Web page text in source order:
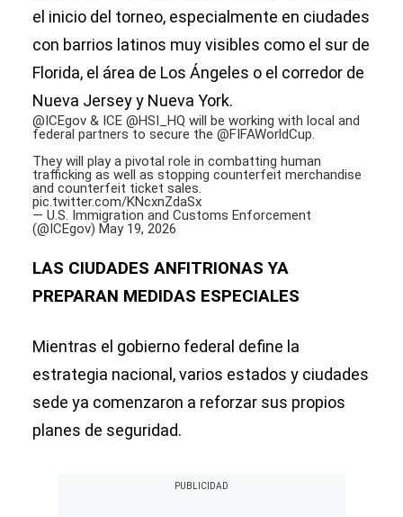
el inicio del torneo, especialmente en ciudades
con barrios latinos muy visibles como el sur de
Florida, el área de Los Ángeles o el corredor de
Nueva Jersey y Nueva York.
@ICEgov & ICE @HSI_HQ will be working with local and
federal partners to secure the @FIFAWorldCup.
They will play a pivotal role in combatting human
trafficking as well as stopping counterfeit merchandise
and counterfeit ticket sales.
pic.twitter.com/KNcxnZdaSx
— U.S. Immigration and Customs Enforcement
(@ICEgov) May 19, 2026
LAS CIUDADES ANFITRIONAS YA
PREPARAN MEDIDAS ESPECIALES
Mientras el gobierno federal define la
estrategia nacional, varios estados y ciudades
sede ya comenzaron a reforzar sus propios
planes de seguridad.